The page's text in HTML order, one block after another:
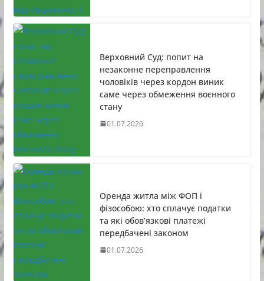
Верховний Суд: попит на
незаконне переправлення
чоловіків через кордон виник
саме через обмеження воєнного
стану
01.07.2026
Оренда житла між ФОП і
фізособою: хто сплачує податки
та які обов’язкові платежі
передбачені законом
01.07.2026